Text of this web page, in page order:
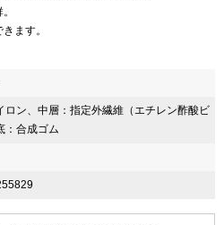
ます。
ロン、中層：指定外繊維（エチレン酢酸ビ
：合成ゴム